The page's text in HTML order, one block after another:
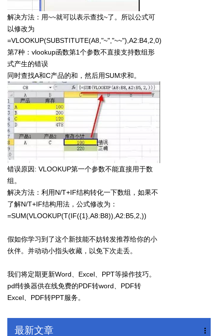
解决方法：用~~就可以表示查找~了。所以公式可
以修改为
=VLOOKUP(SUBSTITUTE(A8,"~","~~"),A2:B4,2,0)
第7种：vlookup函数第1个参数不直接支持数组形
式产生的错误
同时查找A和C产品的和，然后用SUM求和。
错误原因: VLOOKUP第一个参数不能直接用于数
组。
解决方法：利用N/T+IF结构转化一下数组，如果不
了解N/T+IF结构用法，公式修改为：
=SUM(VLOOKUP(T(IF({1},A8:B8)),A2:B5,2,))
假如你学习到了这个新技能不妨转发推荐给你的小
伙伴。并动动小指头收藏，以免下次走丢。
我们将定期更新Word、Excel、PPT等操作技巧。
pdf转换器供在线免费的PDF转word、PDF转
Excel、PDF转PPT服务。
最新文章